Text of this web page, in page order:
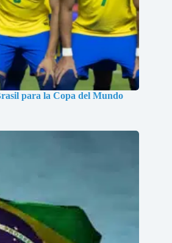
para la Copa del Mundo